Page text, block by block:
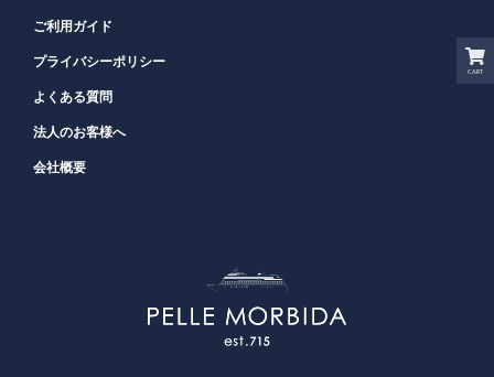
CART
ご利用ガイド
プライバシーポリシー
よくある質問
法人のお客様へ
会社概要